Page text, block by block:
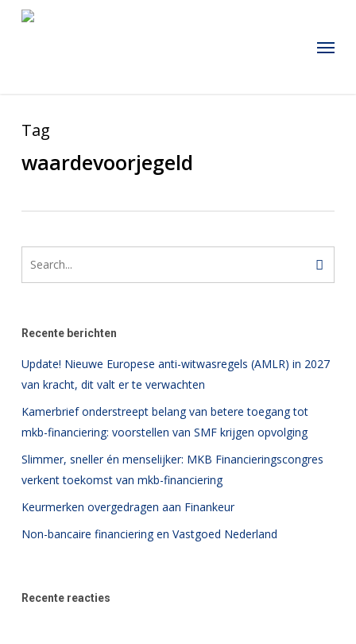
Menu
Tag
waardevoorjegeld
Recente berichten
Update! Nieuwe Europese anti-witwasregels (AMLR) in 2027
van kracht, dit valt er te verwachten
Kamerbrief onderstreept belang van betere toegang tot
mkb-financiering: voorstellen van SMF krijgen opvolging
Slimmer, sneller én menselijker: MKB Financieringscongres
verkent toekomst van mkb-financiering
Keurmerken overgedragen aan Finankeur
Non-bancaire financiering en Vastgoed Nederland
Recente reacties